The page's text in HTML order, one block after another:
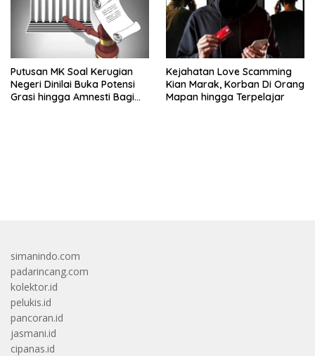
Putusan MK Soal Kerugian
Negeri Dinilai Buka Potensi
Grasi hingga Amnesti Bagi
Kejahatan Love Scamming
Kian Marak, Korban Di Orang
Mapan hingga Terpelajar
simanindo.com
padarincang.com
kolektor.id
pelukis.id
pancoran.id
jasmani.id
cipanas.id